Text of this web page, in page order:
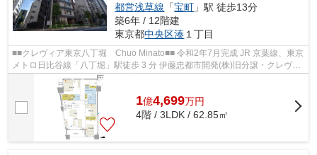
都営浅草線 「宝町 」駅 徒歩13分
築6年 / 12階建
東京都中央区湊 １丁目
■■クレヴィア東京八丁堀 Chuo Minato■■ 令和2年7月完成 JR 京葉線、東京
メトロ日比谷線「八丁堀」駅徒歩 3 分 伊藤忠都市開発(株)旧分譲・クレヴィ
アシリーズ 「東京」駅、『銀座...
1億4,699万円
4階 / 3LDK / 62.85㎡